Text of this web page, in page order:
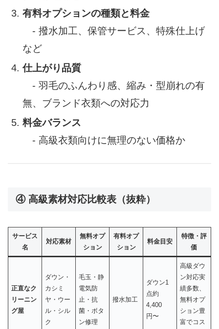
有料オプションの種類と料金
- 撥水加工、保管サービス、特殊仕上げ
など
仕上がり品質
- 羽毛のふんわり感、縮み・型崩れの有
無、ブランド衣類への対応力
料金バランス
- 高級衣類向けに無理のない価格か
④ 高級素材対応比較表（抜粋）
サービス
名
対応素材
無料オプ
ション
有料オプ
ション
料金目安
特徴・評
価
正直なク
リーニン
グ屋
ダウン・
カシミ
ヤ・ウー
ル・シル
ク
毛玉・静
電気防
止・抗
菌・ボタ
ン修理
撥水加工
ダウン1
点約
4,400
円〜
高級ダウ
ン対応実
績多数、
無料オプ
ション豊
富でコス